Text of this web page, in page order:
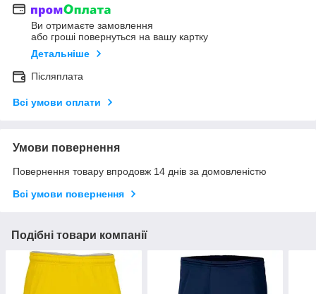
Ви отримаєте замовлення
або гроші повернуться на вашу картку
Детальніше
Післяплата
Всі умови оплати
Умови повернення
Повернення товару впродовж 14 днів за домовленістю
Всі умови повернення
Подібні товари компанії